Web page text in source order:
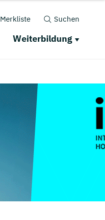
Merkliste Suchen
Weiterbildung